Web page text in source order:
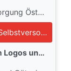
Quiz: Selbstversorgung Österreich
Arbeitsmaterial: Selbstversorgung in Österreich
10. Die Vielfalt an Logos und Gütesiegel